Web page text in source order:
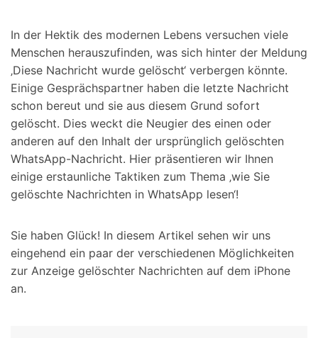
In der Hektik des modernen Lebens versuchen viele
Menschen herauszufinden, was sich hinter der Meldung
‚Diese Nachricht wurde gelöscht‘ verbergen könnte.
Einige Gesprächspartner haben die letzte Nachricht
schon bereut und sie aus diesem Grund sofort
gelöscht. Dies weckt die Neugier des einen oder
anderen auf den Inhalt der ursprünglich gelöschten
WhatsApp-Nachricht. Hier präsentieren wir Ihnen
einige erstaunliche Taktiken zum Thema ‚wie Sie
gelöschte Nachrichten in WhatsApp lesen‘!
Sie haben Glück! In diesem Artikel sehen wir uns
eingehend ein paar der verschiedenen Möglichkeiten
zur Anzeige gelöschter Nachrichten auf dem iPhone
an.